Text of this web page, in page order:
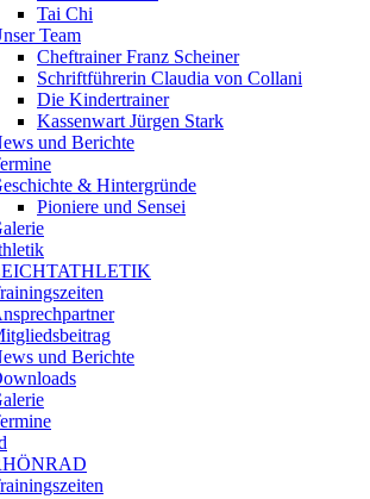
Tai Chi
Team
Cheftrainer Franz Scheiner
Schriftführerin Claudia von Collani
Die Kindertrainer
Kassenwart Jürgen Stark
und Berichte
& Hintergründe
Pioniere und Sensei
und Berichte